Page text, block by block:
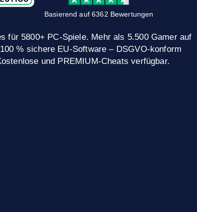
Basierend auf 6362 Bewertungen
für 5800+ PC-Spiele. Mehr als 5.500 Gamer auf
% sichere EU-Software – DSGVO-konform
und PREMIUM-Cheats verfügbar.